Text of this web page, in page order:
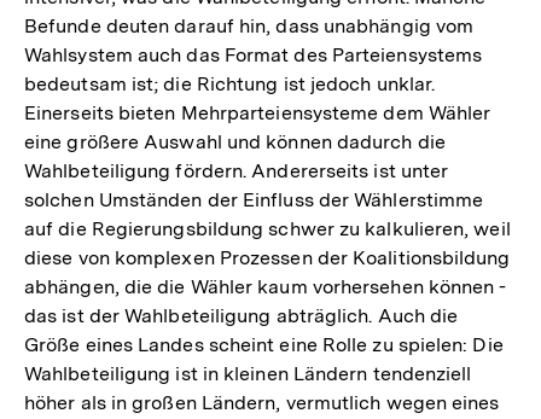
Befunde deuten darauf hin, dass unabhängig vom
Wahlsystem auch das Format des Parteiensystems
bedeutsam ist; die Richtung ist jedoch unklar.
Einerseits bieten Mehrparteiensysteme dem Wähler
eine größere Auswahl und können dadurch die
Wahlbeteiligung fördern. Andererseits ist unter
solchen Umständen der Einfluss der Wählerstimme
auf die Regierungsbildung schwer zu kalkulieren, weil
diese von komplexen Prozessen der Koalitionsbildung
abhängen, die die Wähler kaum vorhersehen können -
das ist der Wahlbeteiligung abträglich. Auch die
Größe eines Landes scheint eine Rolle zu spielen: Die
Wahlbeteiligung ist in kleinen Ländern tendenziell
höher als in großen Ländern, vermutlich wegen eines